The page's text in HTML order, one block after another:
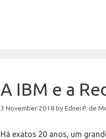
A IBM e a
3 November 2018 byEdnei P. de
Há exatos 20 anos, um